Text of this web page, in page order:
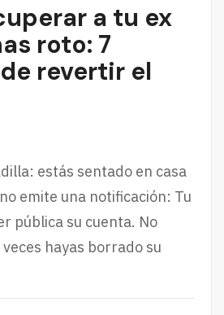
a tu ex
roto: 7
revertir el
estás sentado en casa
emite una notificación: Tu
pública su cuenta. No
hayas borrado su